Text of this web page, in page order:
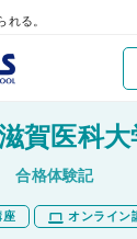
れる。
プ
賀医科
合格体験記
座 オンライン